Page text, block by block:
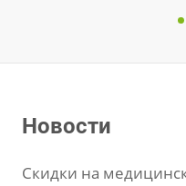
Новости
Скидки на